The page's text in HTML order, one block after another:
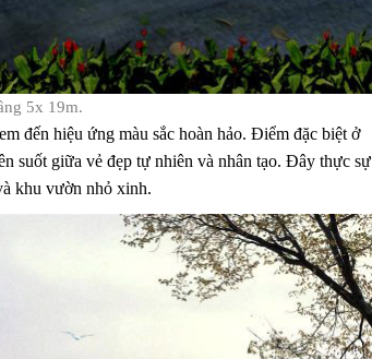
5x 19m.
đến hiệu ứng màu sắc hoàn hảo. Điểm đặc biệt ở
suốt giữa vẻ đẹp tự nhiên và nhân tạo. Đây thực sự
khu vườn nhỏ xinh.